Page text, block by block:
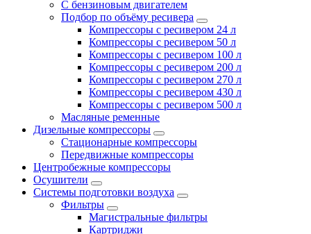
С бензиновым двигателем
Подбор по объёму ресивера
Компрессоры с ресивером 24 л
Компрессоры с ресивером 50 л
Компрессоры с ресивером 100 л
Компрессоры с ресивером 200 л
Компрессоры с ресивером 270 л
Компрессоры с ресивером 430 л
Компрессоры с ресивером 500 л
Масляные ременные
Дизельные компрессоры
Стационарные компрессоры
Передвижные компрессоры
Центробежные компрессоры
Осушители
Системы подготовки воздуха
Фильтры
Магистральные фильтры
Картриджи